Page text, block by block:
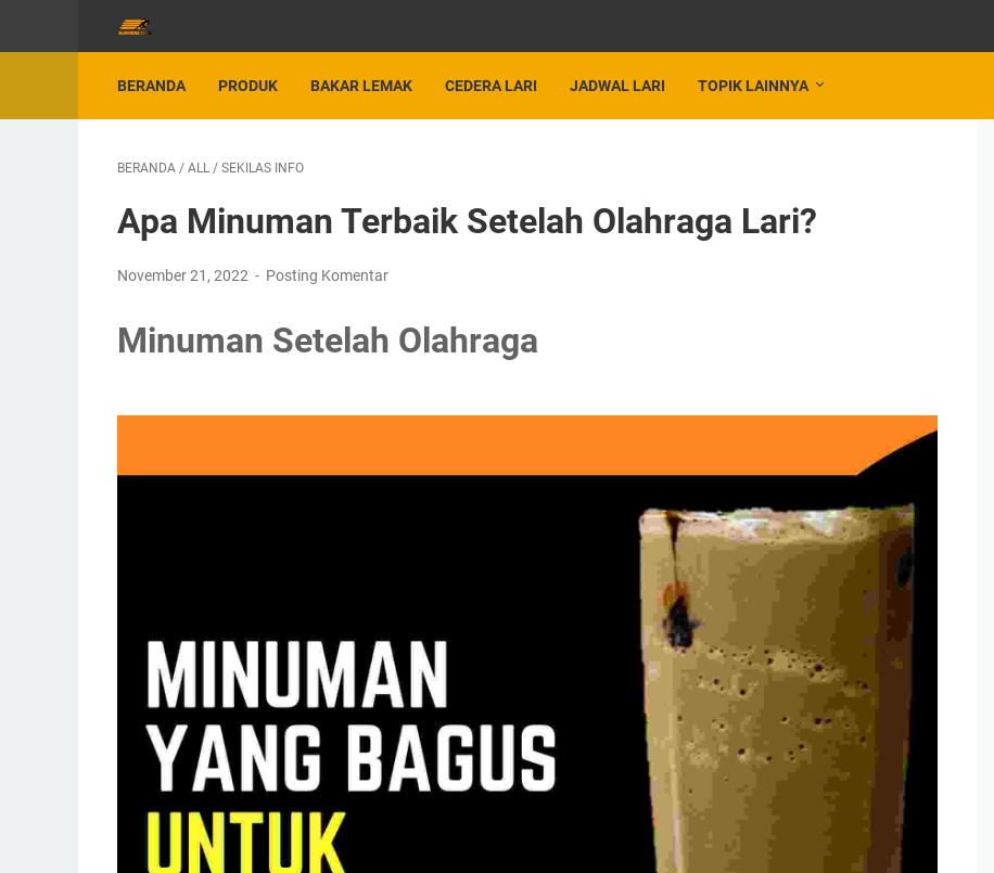
BERANDA PRODUK BAKAR LEMAK CEDERA LARI JADWAL LARI TOPIK LAINNYA
BERANDA / ALL / SEKILAS INFO
Apa Minuman Terbaik Setelah Olahraga Lari?
November 21, 2022 Posting Komentar
Minuman Setelah Olahraga